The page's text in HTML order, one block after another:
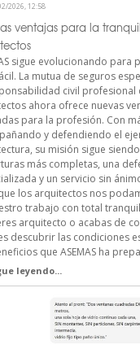
2026, 12:58
ventajas para la
sigue evolucionando para
La mutua de seguros
civil profesional
ahora ofrece nuevas
para la profesión. Con
y defendiendo el
su misión sigue
más completas, una
y un servicio sin
los arquitectos nos
trabajo con total
arquitecto o acabas de
descubrir las condiciones
que ASEMAS ha
leyendo...